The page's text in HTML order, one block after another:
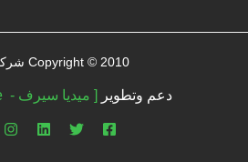
Copyright © 2010 شركة نترول
دعم وتطوير [ ميديا سيرف - media serve ]